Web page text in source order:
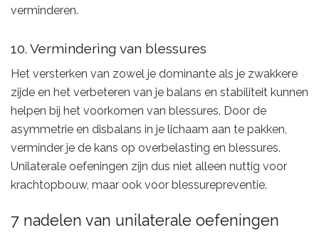
verminderen.
10. Vermindering van blessures
Het versterken van zowel je dominante als je zwakkere
zijde en het verbeteren van je balans en stabiliteit kunnen
helpen bij het voorkomen van blessures. Door de
asymmetrie en disbalans in je lichaam aan te pakken,
verminder je de kans op overbelasting en blessures.
Unilaterale oefeningen zijn dus niet alleen nuttig voor
krachtopbouw, maar ook voor blessurepreventie.
7 nadelen van unilaterale oefeningen